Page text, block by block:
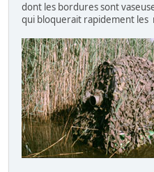
dont les bordures sont
qui bloquerait rapidement les